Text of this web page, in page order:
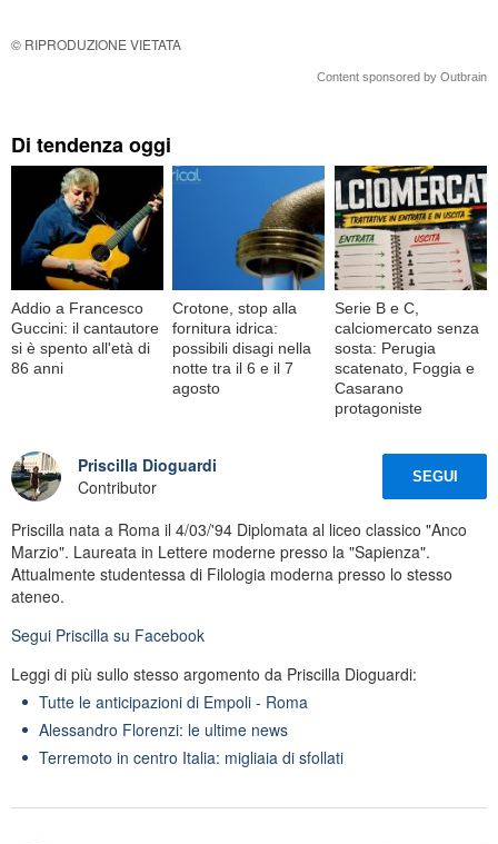
© RIPRODUZIONE VIETATA
Content sponsored by Outbrain
Di tendenza oggi
Addio a Francesco
Guccini: il cantautore
si è spento all'età di
86 anni
Crotone, stop alla
fornitura idrica:
possibili disagi nella
notte tra il 6 e il 7
agosto
Serie B e C,
calciomercato senza
sosta: Perugia
scatenato, Foggia e
Casarano
protagoniste
Priscilla Dioguardi
Contributor
SEGUI
Priscilla nata a Roma il 4/03/'94 Diplomata al liceo classico "Anco
Marzio". Laureata in Lettere moderne presso la "Sapienza".
Attualmente studentessa di Filologia moderna presso lo stesso
ateneo.
Segui Priscilla su Facebook
Leggi di più sullo stesso argomento da Priscilla Dioguardi:
Tutte le anticipazioni di Empoli - Roma
Alessandro Florenzi: le ultime news
Terremoto in centro Italia: migliaia di sfollati